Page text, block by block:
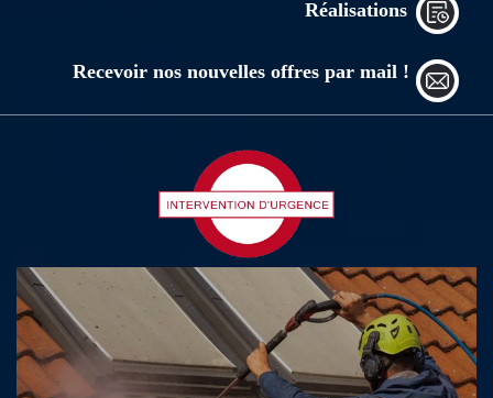
Réalisations
Recevoir nos nouvelles offres par mail !